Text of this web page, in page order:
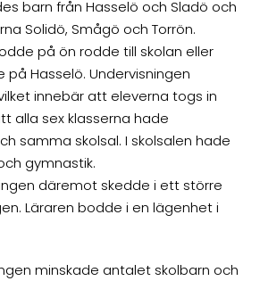
barn från Hasselö och Sladö och
Solidö, Smågö och Torrön.
på ön rodde till skolan eller
Hasselö. Undervisningen
innebär att eleverna togs in
alla sex klasserna hade
samma skolsal. I skolsalen hade
gymnastik.
däremot skedde i ett större
Läraren bodde i en lägenhet i
minskade antalet skolbarn och